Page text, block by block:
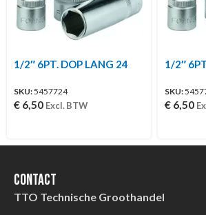
1/2″ 6PT. DOP LANG 24
SKU:5457724
€ 6,50 Excl. BTW
1/2″
SKU:
€ 6,50
Contact
TTO Technische Groothandel